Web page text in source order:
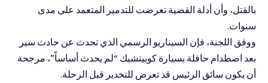
بالقتل، وأن أدلة القضية تعرضت للتدمير المتعمد على مدى
سنوات.
ووفق اللجنة، فإن السيناريو الرسمي الذي تحدث عن حادث سير
بعد اصطدام حافلة بسيارة كوبيتشيك “لم يحدث أساساً”، مرجحة
أن يكون سائق الرئيس قد تعرض للتخدير قبل الرحلة.